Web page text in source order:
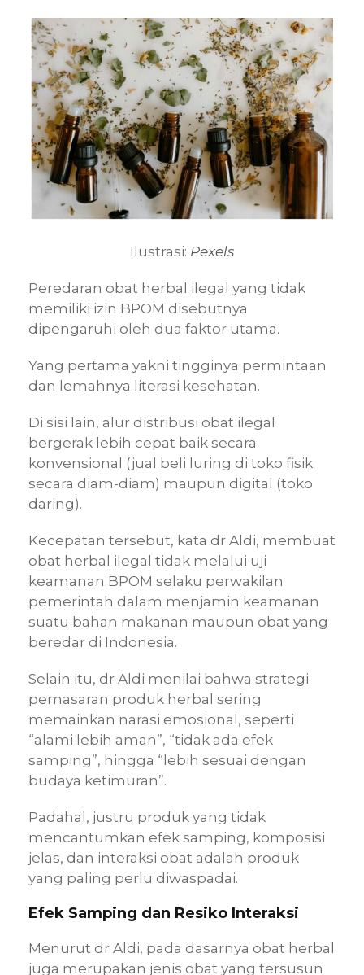
Ilustrasi: Pexels
Peredaran obat herbal ilegal yang tidak
memiliki izin BPOM disebutnya
dipengaruhi oleh dua faktor utama.
Yang pertama yakni tingginya permintaan
dan lemahnya literasi kesehatan.
Di sisi lain, alur distribusi obat ilegal
bergerak lebih cepat baik secara
konvensional (jual beli luring di toko fisik
secara diam-diam) maupun digital (toko
daring).
Kecepatan tersebut, kata dr Aldi, membuat
obat herbal ilegal tidak melalui uji
keamanan BPOM selaku perwakilan
pemerintah dalam menjamin keamanan
suatu bahan makanan maupun obat yang
beredar di Indonesia.
Selain itu, dr Aldi menilai bahwa strategi
pemasaran produk herbal sering
memainkan narasi emosional, seperti
“alami lebih aman”, “tidak ada efek
samping”, hingga “lebih sesuai dengan
budaya ketimuran”.
Padahal, justru produk yang tidak
mencantumkan efek samping, komposisi
jelas, dan interaksi obat adalah produk
yang paling perlu diwaspadai.
Efek Samping dan Resiko Interaksi
Menurut dr Aldi, pada dasarnya obat herbal
juga merupakan jenis obat yang tersusun